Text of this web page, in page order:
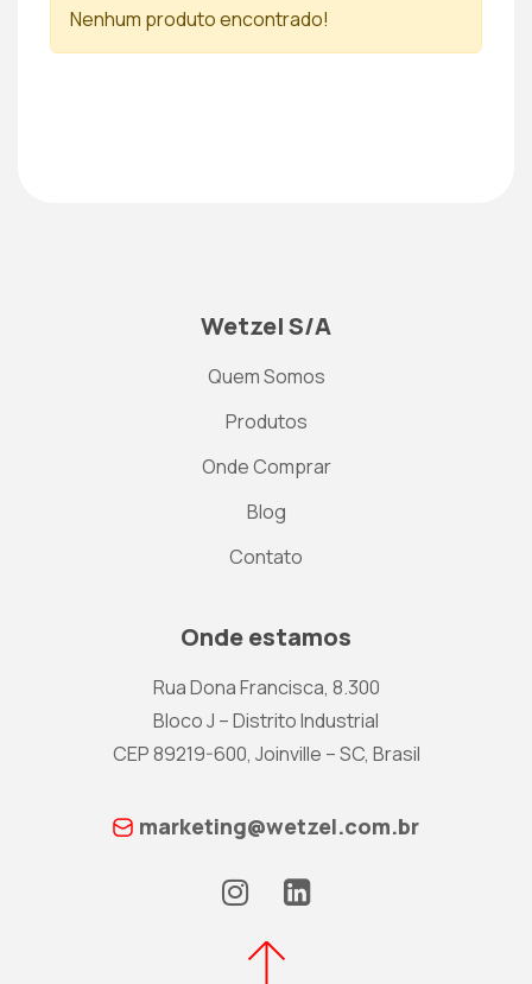
Nenhum produto encontrado!
Wetzel S/A
Quem Somos
Produtos
Onde Comprar
Blog
Contato
Onde estamos
Rua Dona Francisca, 8.300
Bloco J – Distrito Industrial
CEP 89219-600, Joinville – SC, Brasil
marketing@wetzel.com.br